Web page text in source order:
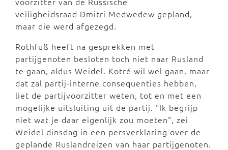
veiligheidsraad Dmitri Medwedew gepland,
maar die werd afgezegd.
Rothfuß heeft na gesprekken met
partijgenoten besloten toch niet naar Rusland
te gaan, aldus Weidel. Kotré wil wel gaan, maar
dat zal partij-interne consequenties hebben,
liet de partijvoorzitter weten, tot en met een
mogelijke uitsluiting uit de partij. "Ik begrijp
niet wat je daar eigenlijk zou moeten", zei
Weidel dinsdag in een persverklaring over de
geplande Ruslandreizen van haar partijgenoten.